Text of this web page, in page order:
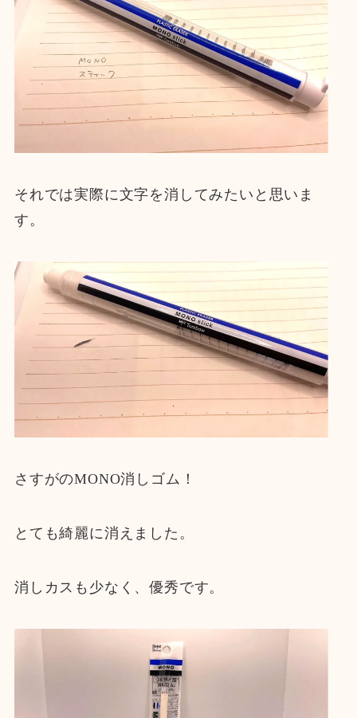
それでは実際に文字を消してみたいと思いま
す。
さすがのMONO消しゴム！
とても綺麗に消えました。
消しカスも少なく、優秀です。